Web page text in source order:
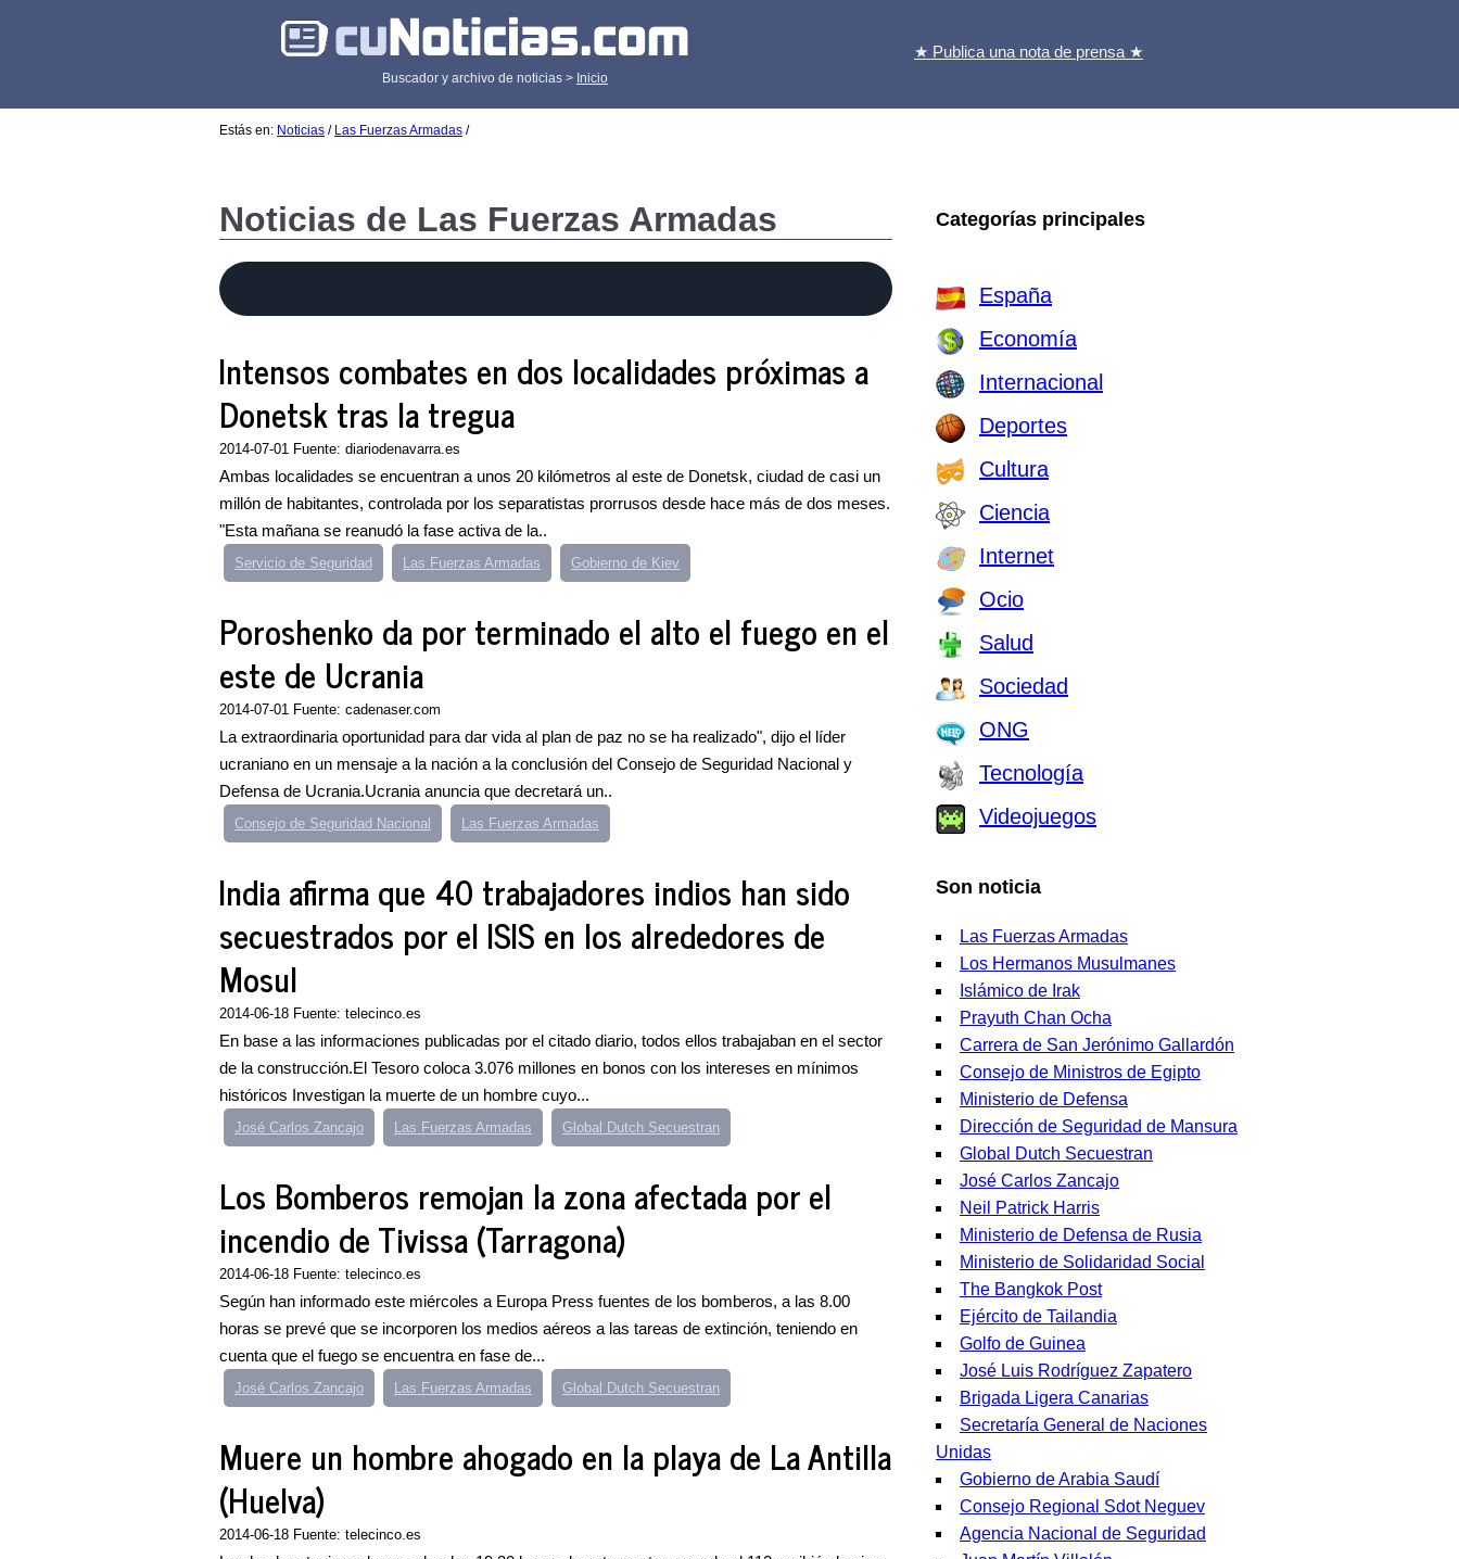
Buscador y archivo de noticias > Inicio
★ Publica una nota de prensa ★
Estás en: Noticias / Las Fuerzas Armadas /
Noticias de Las Fuerzas Armadas
Intensos combates en dos localidades próximas a
Donetsk tras la tregua
2014-07-01 Fuente: diariodenavarra.es
Ambas localidades se encuentran a unos 20 kilómetros al este de Donetsk, ciudad de casi un
millón de habitantes, controlada por los separatistas prorrusos desde hace más de dos meses.
"Esta mañana se reanudó la fase activa de la..
Servicio de Seguridad Las Fuerzas Armadas Gobierno de Kiev
Poroshenko da por terminado el alto el fuego en el
este de Ucrania
2014-07-01 Fuente: cadenaser.com
La extraordinaria oportunidad para dar vida al plan de paz no se ha realizado", dijo el líder
ucraniano en un mensaje a la nación a la conclusión del Consejo de Seguridad Nacional y
Defensa de Ucrania.Ucrania anuncia que decretará un..
Consejo de Seguridad Nacional Las Fuerzas Armadas
India afirma que 40 trabajadores indios han sido
secuestrados por el ISIS en los alrededores de
Mosul
2014-06-18 Fuente: telecinco.es
En base a las informaciones publicadas por el citado diario, todos ellos trabajaban en el sector
de la construcción.El Tesoro coloca 3.076 millones en bonos con los intereses en mínimos
históricos Investigan la muerte de un hombre cuyo...
José Carlos Zancajo Las Fuerzas Armadas Global Dutch Secuestran
Los Bomberos remojan la zona afectada por el
incendio de Tivissa (Tarragona)
2014-06-18 Fuente: telecinco.es
Según han informado este miércoles a Europa Press fuentes de los bomberos, a las 8.00
horas se prevé que se incorporen los medios aéreos a las tareas de extinción, teniendo en
cuenta que el fuego se encuentra en fase de...
José Carlos Zancajo Las Fuerzas Armadas Global Dutch Secuestran
Muere un hombre ahogado en la playa de La Antilla
(Huelva)
2014-06-18 Fuente: telecinco.es
Categorías principales
España
Economía
Internacional
Deportes
Cultura
Ciencia
Internet
Ocio
Salud
Sociedad
ONG
Tecnología
Videojuegos
Son noticia
Las Fuerzas Armadas
Los Hermanos Musulmanes
Islámico de Irak
Prayuth Chan Ocha
Carrera de San Jerónimo Gallardón
Consejo de Ministros de Egipto
Ministerio de Defensa
Dirección de Seguridad de Mansura
Global Dutch Secuestran
José Carlos Zancajo
Neil Patrick Harris
Ministerio de Defensa de Rusia
Ministerio de Solidaridad Social
The Bangkok Post
Ejército de Tailandia
Golfo de Guinea
José Luis Rodríguez Zapatero
Brigada Ligera Canarias
Secretaría General de Naciones
Unidas
Gobierno de Arabia Saudí
Consejo Regional Sdot Neguev
Agencia Nacional de Seguridad